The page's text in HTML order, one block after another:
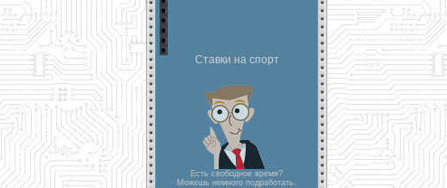
Ставки на спорт
Есть свободное время?
Можешь немного подработать.